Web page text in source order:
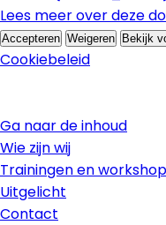
Lees meer over deze
Accepteren Weigeren Bekijk
Cookiebeleid
Ga naar de inhoud
Wie zijn wij
Trainingen en
Uitgelicht
Contact